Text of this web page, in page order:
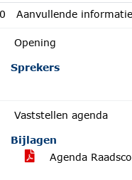
Aanvullende
Opening
Sprekers
Vaststellen agenda
Bijlagen
Agenda